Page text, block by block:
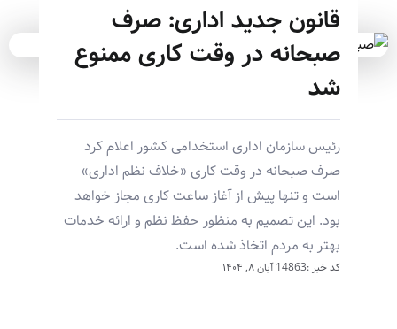
قانون جدید اداری: صرف
صبحانه در وقت کاری ممنوع
شد
رئیس سازمان اداری استخدامی کشور اعلام کرد
صرف صبحانه در وقت کاری «خلاف نظم اداری»
است و تنها پیش از آغاز ساعت کاری مجاز خواهد
بود. این تصمیم به منظور حفظ نظم و ارائه خدمات
بهتر به مردم اتخاذ شده است.
کد خبر :14863 آبان ۸, ۱۴۰۴